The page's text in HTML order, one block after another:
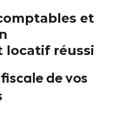
et
locatif réussi
de vos